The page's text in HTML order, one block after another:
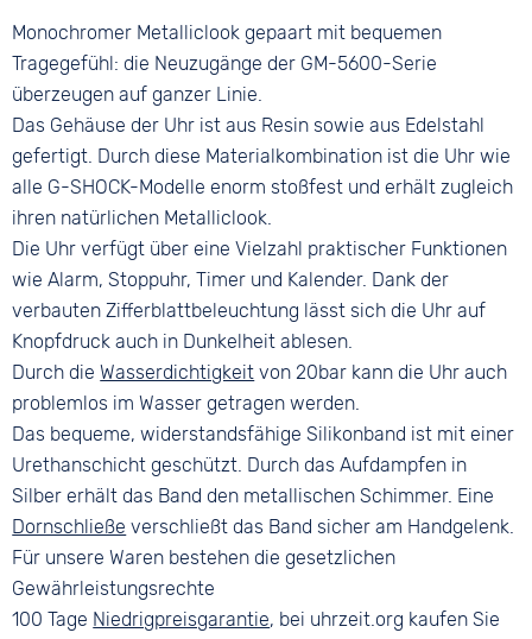
Wasserdicht
20 bar
Edelstahl
Farbe
Silber
Ziffern
Keine
Material
Kunststoff
Bandschließe
Dornschließe
Monochromer Metalliclook gepaart mit bequemen
Tragegefühl: die Neuzugänge der GM-5600-Serie
überzeugen auf ganzer Linie.
Das Gehäuse der Uhr ist aus Resin sowie aus Edelstahl
gefertigt. Durch diese Materialkombination ist die Uhr wie
alle G-SHOCK-Modelle enorm stoßfest und erhält zugleich
ihren natürlichen Metalliclook.
Die Uhr verfügt über eine Vielzahl praktischer Funktionen
wie Alarm, Stoppuhr, Timer und Kalender. Dank der
verbauten Zifferblattbeleuchtung lässt sich die Uhr auf
Knopfdruck auch in Dunkelheit ablesen.
Durch dieWasserdichtigkeit von 20bar kann die Uhr auch
problemlos im Wasser getragen werden.
Das bequeme, widerstandsfähige Silikonband ist mit einer
Urethanschicht geschützt. Durch das Aufdampfen in
Silber erhält das Band den metallischen Schimmer. Eine
Dornschließe verschließt das Band sicher am Handgelenk.
Für unsere Waren bestehen die gesetzlichen
Gewährleistungsrechte
100 Tage Niedrigpreisgarantie, bei uhrzeit.org kaufen Sie